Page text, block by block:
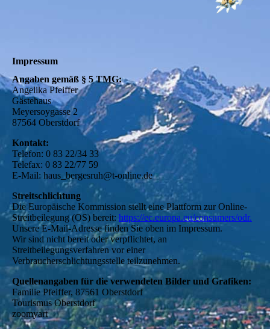
Impressum
Angaben gemäß § 5 TMG:
Angelika Pfeiffer
Gästehaus
Meyersoygasse 2
87564 Oberstdorf
Kontakt:
Telefon: 0 83 22/34 33
Telefax: 0 83 22/77 59
E-Mail: haus_bergesruh@t-online.de
Streitschlichtung
Die Europäische Kommission stellt eine Plattform zur Online-
Streitbeilegung (OS) bereit: https://ec.europa.eu/consumers/odr.
Unsere E-Mail-Adresse finden Sie oben im Impressum.
Wir sind nicht bereit oder verpflichtet, an
Streitbeilegungsverfahren vor einer
Verbraucherschlichtungsstelle teilzunehmen.
Quellenangaben für die verwendeten Bilder und Grafiken:
Familie Pfeiffer, 87561 Oberstdorf
Tourismus Oberstdorf
zoomyart